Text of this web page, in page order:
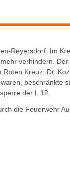
Reyersdorf. Im
verhindern.
Kreuz, Dr.
beschränkte
der L 12.
die Feuerwehr